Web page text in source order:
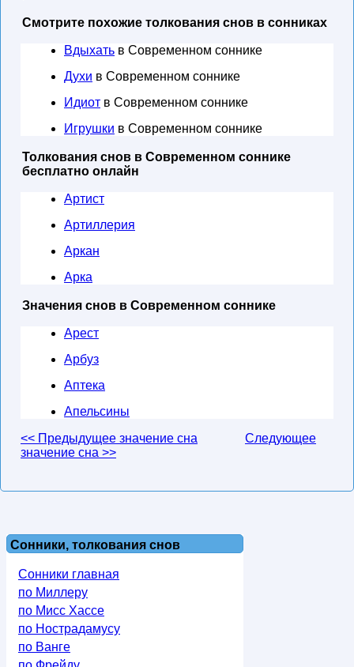
Смотрите похожие толкования снов в сонниках
Вдыхать в Современном соннике
Духи в Современном соннике
Идиот в Современном соннике
Игрушки в Современном соннике
Толкования снов в Современном соннике
бесплатно онлайн
Артист
Артиллерия
Аркан
Арка
Значения снов в Современном соннике
Арест
Арбуз
Аптека
Апельсины
<< Предыдущее значение сна
Следующее
значение сна >>
Сонники, толкования снов
Сонники главная
по Миллеру
по Мисс Хассе
по Нострадамусу
по Ванге